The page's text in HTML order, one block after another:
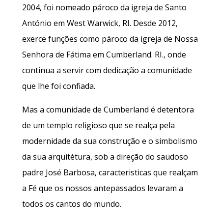
2004, foi nomeado pároco da igreja de Santo
António em West Warwick, RI. Desde 2012,
exerce funções como pároco da igreja de Nossa
Senhora de Fátima em Cumberland. RI., onde
continua a servir com dedicação a comunidade
que lhe foi confiada.
Mas a comunidade de Cumberland é detentora
de um templo religioso que se realça pela
modernidade da sua construção e o simbolismo
da sua arquitétura, sob a direção do saudoso
padre José Barbosa, caracteristicas que realçam
a Fé que os nossos antepassados levaram a
todos os cantos do mundo.